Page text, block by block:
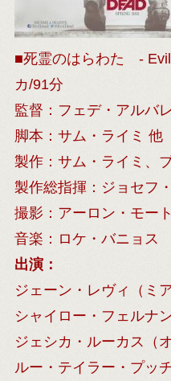
■死霊のはらわた -
カ/91分
監督：フェデ・アルバ
脚本：サム・ライミ 他
製作：サム・ライミ、
製作総指揮：ジョセフ
撮影：アーロン・モー
音楽：ロケ・バニョス
出演：
ジェーン・レヴィ（ミア
シャイロー・フェルナ
ジェシカ・ルーカス（
ルー・テイラー・プッ